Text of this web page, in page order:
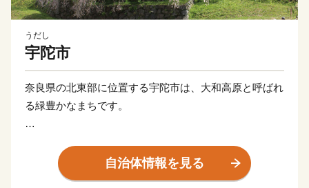
うだし
宇陀市
奈良県の北東部に位置する宇陀市は、大和高原と呼ばれ
る緑豊かなまちです。
麻呂が魅了されたかぎろひ、水の分配を司る水分神社な
ど、歴史と自然が暮らしの中に息づいています。また、
自治体情報を見る